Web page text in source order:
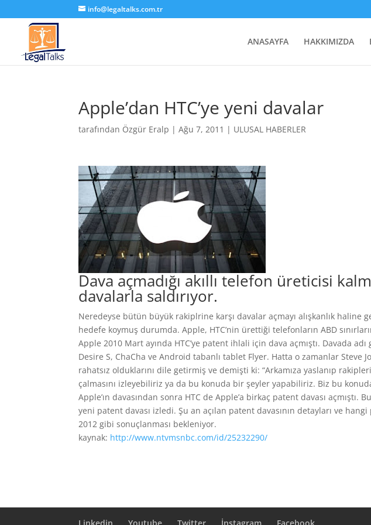
info@legaltalks.com.tr
ANASAYFA HAKKIMIZDA
Apple’dan HTC’ye yeni davalar
tarafından Özgür Eralp |Ağu 7, 2011 | ULUSAL HABERLER
Dava açmadığı akıllı telefon üreticisi
davalarla saldırıyor.
Neredeyse bütün büyük rakiplrine karşı davalar açmayı alışkanlık haline
hedefe koymuş durumda. Apple, HTC’nin ürettiği telefonların ABD
Apple 2010 Mart ayında HTC’ye patent ihlali için dava açmıştı. Davada
Desire S, ChaCha ve Android tabanlı tablet Flyer. Hatta o zamanlar Steve
rahatsız olduklarını dile getirmiş ve demişti ki: “Arkamıza yaslanıp
çalmasını izleyebiliriz ya da bu konuda bir şeyler yapabiliriz. Biz bu
Apple’ın davasından sonra HTC de Apple’a birkaç patent davası açmıştı.
yeni patent davası izledi. Şu an açılan patent davasının detayları ve
2012 gibi sonuçlanması bekleniyor.
kaynak: http://www.ntvmsnbc.com/id/25232290/